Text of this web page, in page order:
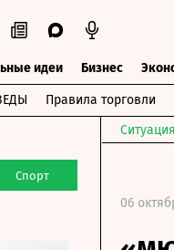
идеи Бизнес
Правила торговли
Спорт
06